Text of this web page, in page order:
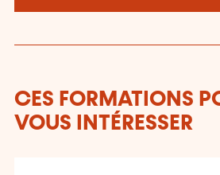
CES FORMATIONS
VOUS INTÉRESSER